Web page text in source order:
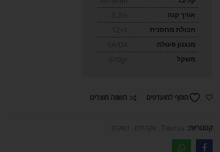
אורך קנה
תכולת מחסנית
מנגנון פעולה
משקל
הוסף למועדפים השווה מוצרים
קטגוריות: Taurus אקדחים נשקים